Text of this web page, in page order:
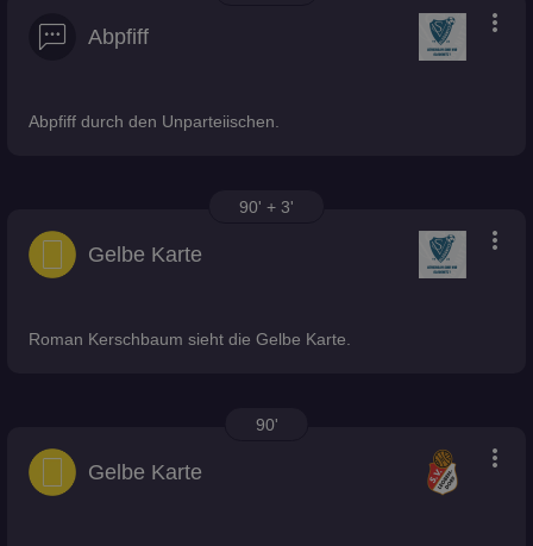
Abpfiff more_vert
Abpfiff durch den Unparteiischen.
90' + 3'
Gelbe Karte more_vert
Roman Kerschbaum sieht die Gelbe Karte.
90'
Gelbe Karte more_vert